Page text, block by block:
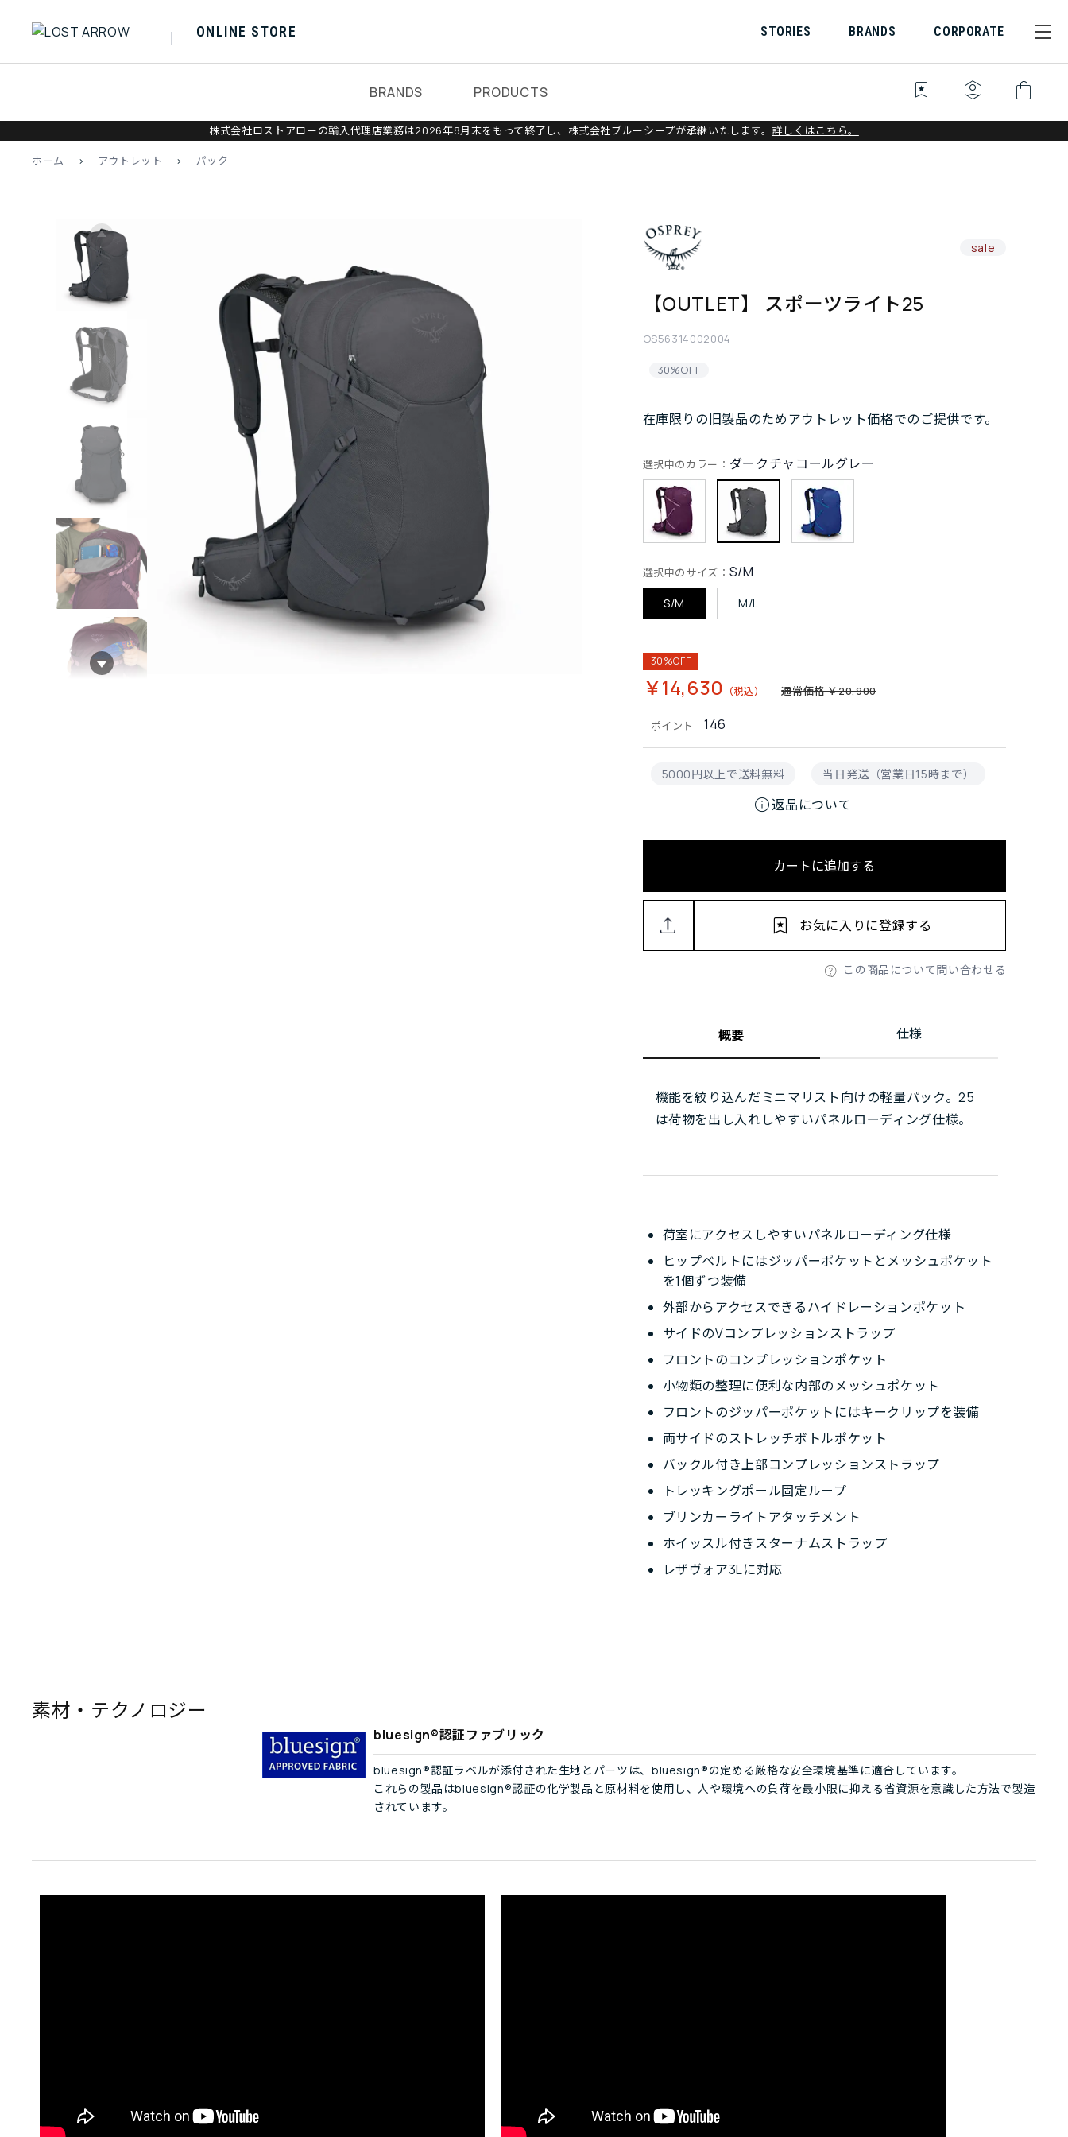
ONLINE STORE STORIES BRANDS CORPORATE
BRANDS PRODUCTS bookmark_star identity_platform shopping_bag
株式会社ロストアローの輸入代理店業務は2026年8月末をもって終了し、株式会社ブルーシープが承継いたします。 詳しくはこちら。
ホーム > アウトレット > パック
sale
【OUTLET】 スポーツライト25
OS56314002004
30%OFF
在庫限りの旧製品のためアウトレット価格でのご提供です。
ポイント 146
選択中のカラー： ダークチャコールグレー
選択中のサイズ： S/M
S/M M/L
5000円以上で送料無料 当日発送（営業日15時まで）
info返品について
30%OFF
￥14,630 通常価格 ￥20,900
カートに追加する
この商品について問い合わせる
お気に入りに登録する
概要 仕様
機能を絞り込んだミニマリスト向けの軽量パック。25
は荷物を出し入れしやすいパネルローディング仕様。
荷室にアクセスしやすいパネルローディング仕様
ヒップベルトにはジッパーポケットとメッシュポケット
を1個ずつ装備
外部からアクセスできるハイドレーションポケット
サイドのVコンプレッションストラップ
フロントのコンプレッションポケット
小物類の整理に便利な内部のメッシュポケット
フロントのジッパーポケットにはキークリップを装備
両サイドのストレッチボトルポケット
バックル付き上部コンプレッションストラップ
トレッキングポール固定ループ
ブリンカーライトアタッチメント
ホイッスル付きスターナムストラップ
レザヴォア3Lに対応
素材・テクノロジー
bluesign®認証ファブリック
bluesign®認証ラベルが添付された生地とパーツは、bluesign®の定める厳格な安全環境基準に適合しています。
これらの製品はbluesign®認証の化学製品と原材料を使用し、人や環境への負荷を最小限に抑える省資源を意識した方法で製造
されています。